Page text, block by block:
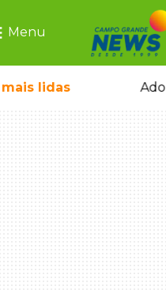
Menu
lidas
em MS